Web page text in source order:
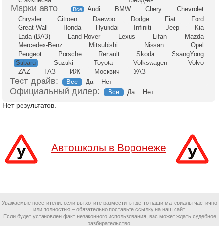
Все Audi BMW Chery
Chevrolet
Chrysler
Citroen Daewoo Dodge Fiat
Ford
Great Wall
Honda Hyundai Infiniti Jeep
Kia
Lada (ВАЗ)
Land Rover Lexus Lifan
Mazda
Mercedes-Benz
Mitsubishi Nissan
Opel
Peugeot
Porsche Renault Skoda
SsangYong
Subaru
Suzuki Toyota Volkswagen
Volvo
ZAZ
ГАЗ ИЖ Москвич УАЗ
Тест-драйв: Все Да Нет
Официальный дилер: Все Да Нет
Нет результатов.
Автошколы в Воронеже
Уважаемые посетители, если вы хотите разместить где-то наши материалы частично
или полностью – обязательно поставьте ссылку на наш сайт.
Если будет установлен факт незаконного использования, вас может ждать судебное
разбирательство.